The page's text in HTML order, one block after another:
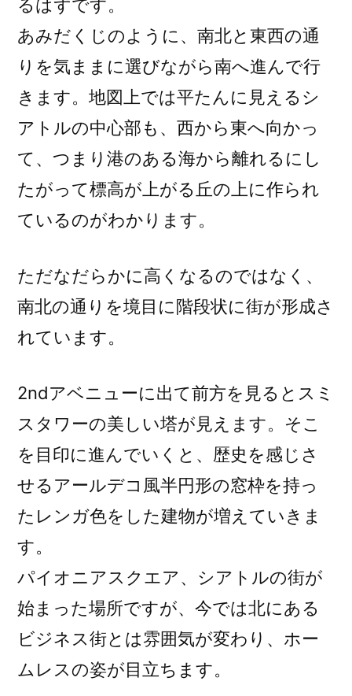
るはずです。
あみだくじのように、南北と東西の通
りを気ままに選びながら南へ進んで行
きます。地図上では平たんに見えるシ
アトルの中心部も、西から東へ向かっ
て、つまり港のある海から離れるにし
たがって標高が上がる丘の上に作られ
ているのがわかります。
ただなだらかに高くなるのではなく、
南北の通りを境目に階段状に街が形成さ
れています。
2ndアベニューに出て前方を見るとスミ
スタワーの美しい塔が見えます。そこ
を目印に進んでいくと、歴史を感じさ
せるアールデコ風半円形の窓枠を持っ
たレンガ色をした建物が増えていきま
す。
パイオニアスクエア、シアトルの街が
始まった場所ですが、今では北にある
ビジネス街とは雰囲気が変わり、ホー
ムレスの姿が目立ちます。